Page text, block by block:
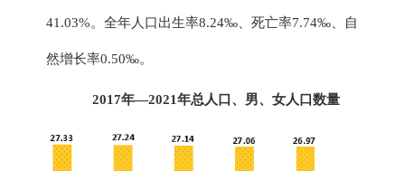
41.03%。全年人口出生率8.24‰、 死亡率7.74‰、 自
然增长率0.50‰。
2017年—2021年总 人口、男、女人口数量